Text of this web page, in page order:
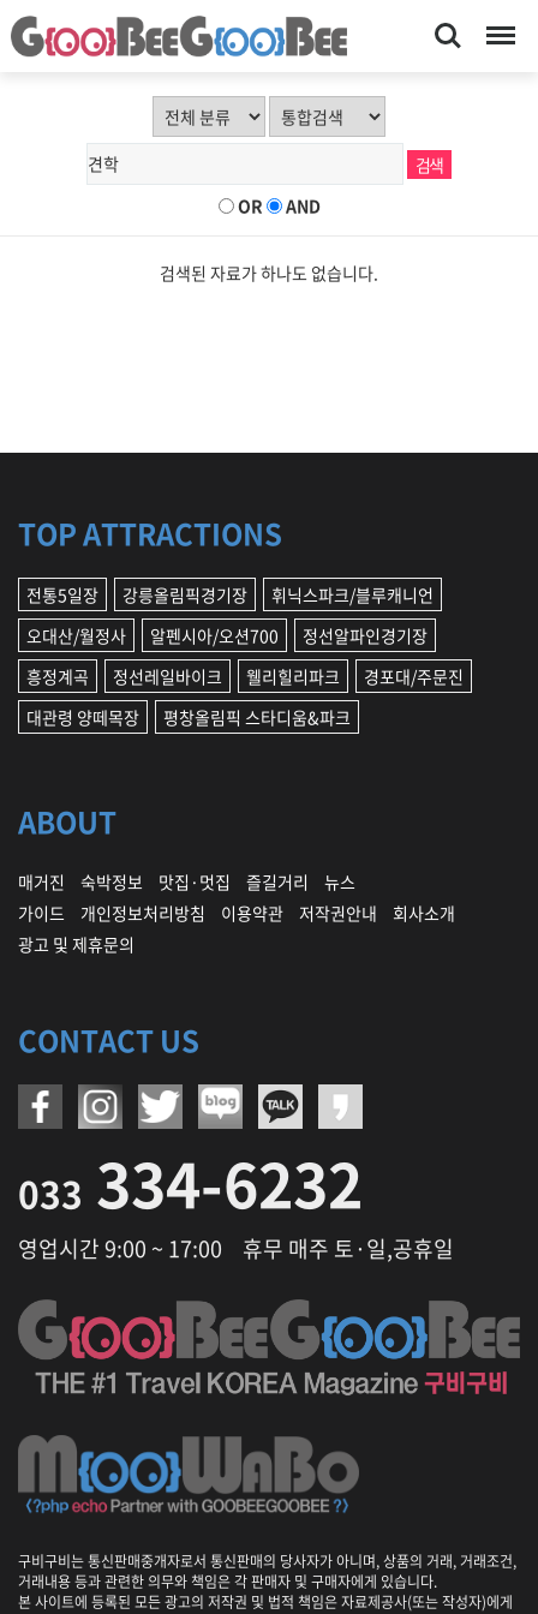
Search Menu
OR AND
검색된 자료가 하나도 없습니다.
TOP ATTRACTIONS
전통5일장 강릉올림픽경기장
휘닉스파크/블루캐니언
오대산/월정사
알펜시아/오션700
정선알파인경기장
흥정계곡
정선레일바이크 웰리힐리파크
경포대/주문진
대관령 양떼목장
평창올림픽 스타디움&파크
ABOUT
매거진 숙박정보 맛집·멋집 즐길거리
뉴스
가이드
개인정보처리방침 이용약관 저작권안내
회사소개
광고 및 제휴문의
CONTACT US
033 334-6232
영업시간 9:00 ~ 17:00 휴무 매주 토·일,공휴일
구비구비는 통신판매중개자로서 통신판매의 당사자가 아니며, 상품의 거래, 거래조건,
거래내용 등과 관련한 의무와 책임은 각 판매자 및 구매자에게 있습니다.
본 사이트에 등록된 모든 광고의 저작권 및 법적 책임은 자료제공사(또는 작성자)에게